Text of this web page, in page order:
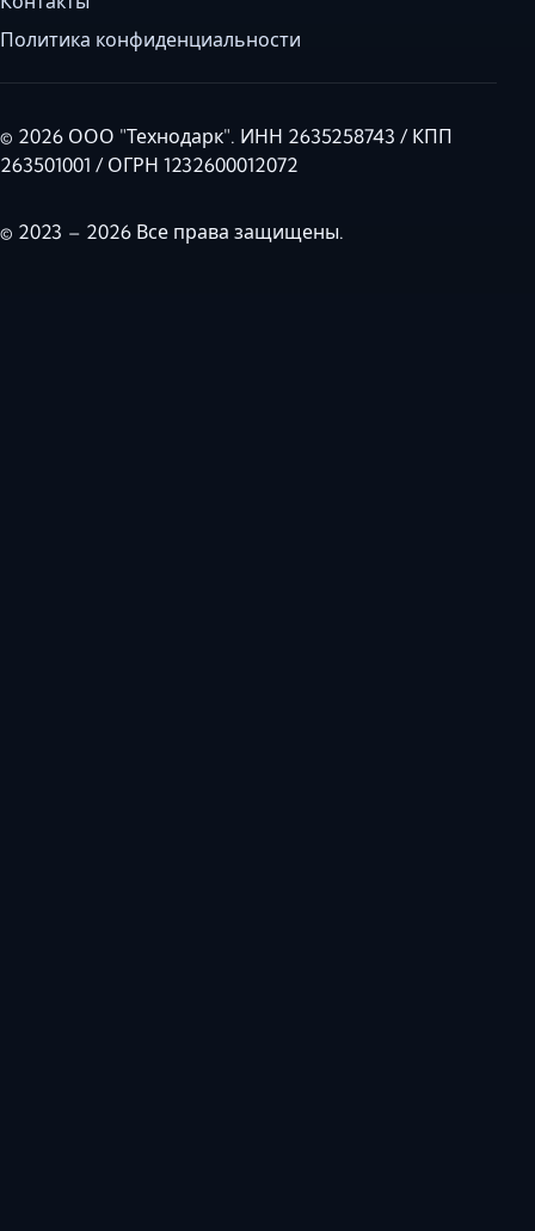
Политика конфиденциальности
© 2026 ООО "Технодарк". ИНН 2635258743 / КПП
263501001 / ОГРН 1232600012072
© 2023 – 2026 Все права защищены.